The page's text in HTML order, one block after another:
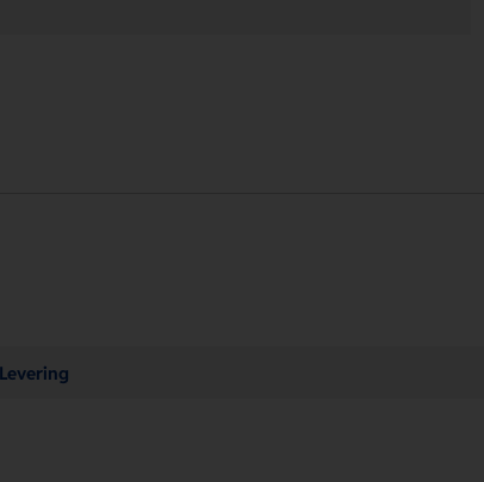
Levering